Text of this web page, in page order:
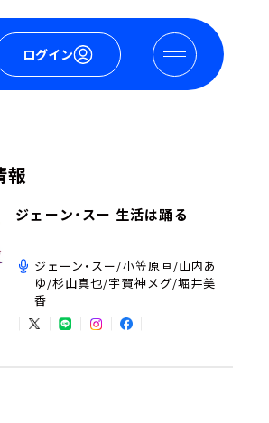
ログイン
報
ジェーン・スー 生活は踊る
ジェーン・スー/小笠原亘/山内あ
ゆ/杉山真也/宇賀神メグ/堀井美
香